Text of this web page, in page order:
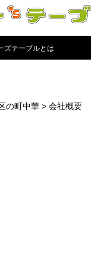
ズテーブルとは
の町中華 > 会社概要